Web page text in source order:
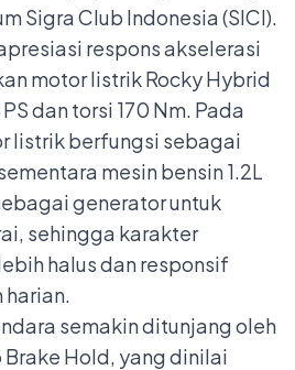
Sigra Club Indonesia (SICI).
respons akselerasi
motor listrik Rocky Hybrid
dan torsi 170 Nm. Pada
listrik berfungsi sebagai
mesin bensin 1.2L
generator untuk
sehingga karakter
halus dan responsif
semakin ditunjang oleh
Hold, yang dinilai